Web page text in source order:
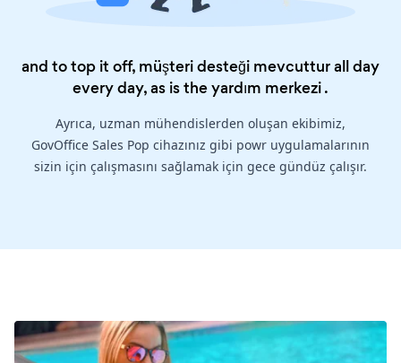
and to top it off, müşteri desteği mevcuttur all day
every day, as is theyardım merkezi.
Ayrıca, uzman mühendislerden oluşan ekibimiz,
GovOffice Sales Pop cihazınız gibi powr uygulamalarının
sizin için çalışmasını sağlamak için gece gündüz çalışır.